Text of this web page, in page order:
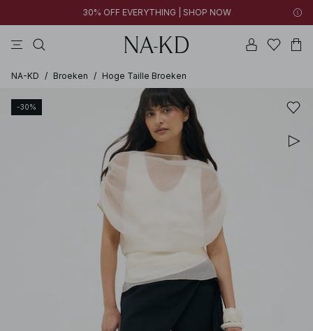
30% OFF EVERYTHING | SHOP NOW
NA-KD / Broeken / Hoge Taille Broeken
-30%